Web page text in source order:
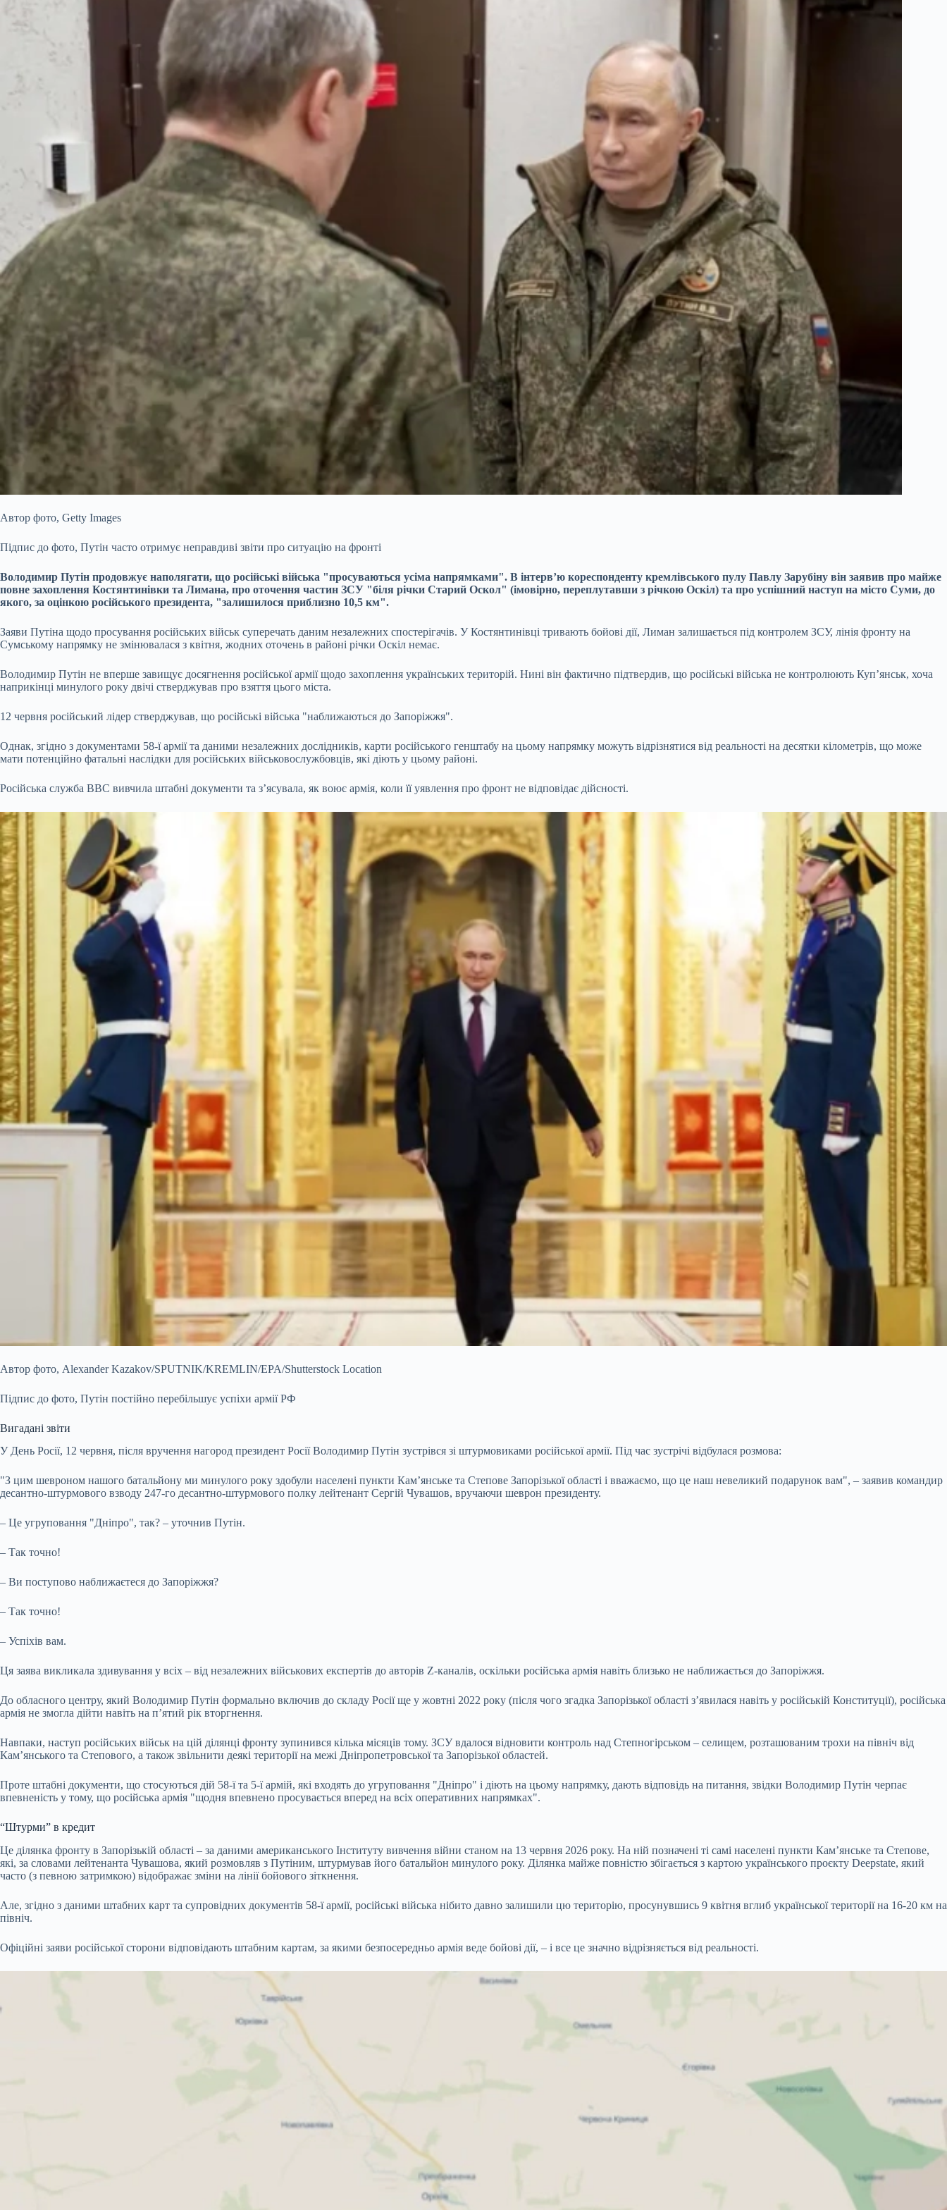
Автор фото, Getty Images
Підпис до фото, Путін часто отримує неправдиві звіти про ситуацію на фронті
Володимир Путін продовжує наполягати, що російські війська "просуваються усіма напрямками". В інтерв’ю кореспонденту кремлівського пулу Павлу Зарубіну він заявив про майже
повне захоплення Костянтинівки та Лимана, про оточення частин ЗСУ "біля річки Старий Оскол" (імовірно, переплутавши з річкою Оскіл) та про успішний наступ на місто Суми, до
якого, за оцінкою російського президента, "залишилося приблизно 10,5 км".
Заяви Путіна щодо просування російських військ суперечать даним незалежних спостерігачів. У Костянтинівці тривають бойові дії, Лиман залишається під контролем ЗСУ, лінія фронту на
Сумському напрямку не змінювалася з квітня, жодних оточень в районі річки Оскіл немає.
Володимир Путін не вперше завищує досягнення російської армії щодо захоплення українських територій. Нині він фактично підтвердив, що російські війська не контролюють Куп’янськ, хоча
наприкінці минулого року двічі стверджував про взяття цього міста.
12 червня російський лідер стверджував, що російські війська "наближаються до Запоріжжя".
Однак, згідно з документами 58-ї армії та даними незалежних дослідників, карти російського генштабу на цьому напрямку можуть відрізнятися від реальності на десятки кілометрів, що може
мати потенційно фатальні наслідки для російських військовослужбовців, які діють у цьому районі.
Російська служба BBC вивчила штабні документи та з’ясувала, як воює армія, коли її уявлення про фронт не відповідає дійсності.
Автор фото, Alexander Kazakov/SPUTNIK/KREMLIN/EPA/Shutterstock Location
Підпис до фото, Путін постійно перебільшує успіхи армії РФ
Вигадані звіти
У День Росії, 12 червня, після вручення нагород президент Росії Володимир Путін зустрівся зі штурмовиками російської армії. Під час зустрічі відбулася розмова:
"З цим шевроном нашого батальйону ми минулого року здобули населені пункти Кам’янське та Степове Запорізької області і вважаємо, що це наш невеликий подарунок вам", – заявив командир
десантно-штурмового взводу 247-го десантно-штурмового полку лейтенант Сергій Чувашов, вручаючи шеврон президенту.
– Це угруповання "Дніпро", так? – уточнив Путін.
– Так точно!
– Ви поступово наближаєтеся до Запоріжжя?
– Так точно!
– Успіхів вам.
Ця заява викликала здивування у всіх – від незалежних військових експертів до авторів Z-каналів, оскільки російська армія навіть близько не наближається до Запоріжжя.
До обласного центру, який Володимир Путін формально включив до складу Росії ще у жовтні 2022 року (після чого згадка Запорізької області з’явилася навіть у російській Конституції), російська
армія не змогла дійти навіть на п’ятий рік вторгнення.
Навпаки, наступ російських військ на цій ділянці фронту зупинився кілька місяців тому. ЗСУ вдалося відновити контроль над Степногірськом – селищем, розташованим трохи на північ від
Кам’янського та Степового, а також звільнити деякі території на межі Дніпропетровської та Запорізької областей.
Проте штабні документи, що стосуються дій 58-ї та 5-ї армій, які входять до угруповання "Дніпро" і діють на цьому напрямку, дають відповідь на питання, звідки Володимир Путін черпає
впевненість у тому, що російська армія "щодня впевнено просувається вперед на всіх оперативних напрямках".
“Штурми” в кредит
Це ділянка фронту в Запорізькій області – за даними американського Інституту вивчення війни станом на 13 червня 2026 року. На ній позначені ті самі населені пункти Кам’янське та Степове,
які, за словами лейтенанта Чувашова, який розмовляв з Путіним, штурмував його батальйон минулого року. Ділянка майже повністю збігається з картою українського проєкту Deepstate, який
часто (з певною затримкою) відображає зміни на лінії бойового зіткнення.
Але, згідно з даними штабних карт та супровідних документів 58-ї армії, російські війська нібито давно залишили цю територію, просунувшись 9 квітня вглиб української території на 16-20 км на
північ.
Офіційні заяви російської сторони відповідають штабним картам, за якими безпосередньо армія веде бойові дії, – і все це значно відрізняється від реальності.